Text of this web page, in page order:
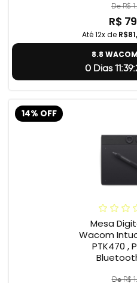
De R$
R$
Até 12x de
8.8 WACOM
0 Dias
14% OFF
Mesa
Wacom
PTK470 ,
De R$